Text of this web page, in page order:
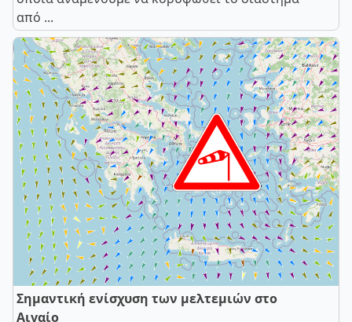
από ...
Σημαντική ενίσχυση των μελτεμιών στο
Αιγαίο